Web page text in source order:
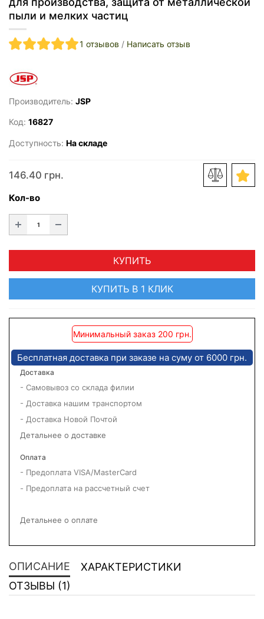
пыли и мелких частиц
1 отзывов / Написать отзыв
Производитель: JSP
Код: 16827
Доступность: На складе
146.40 грн.
Кол-во
КУПИТЬ
КУПИТЬ В 1 КЛИК
Минимальный заказ 200 грн.
Бесплатная доставка при заказе на суму от 6000 грн.
Доставка
- Самовывоз со склада филии
- Доставка нашим транспортом
- Доставка Новой Почтой
Детальнее о доставке
Оплата
- Предоплата VISA/MasterCard
- Предоплата на рассчетный счет
Детальнее о оплате
ОПИСАНИЕ
ХАРАКТЕРИСТИКИ
ОТЗЫВЫ (1)